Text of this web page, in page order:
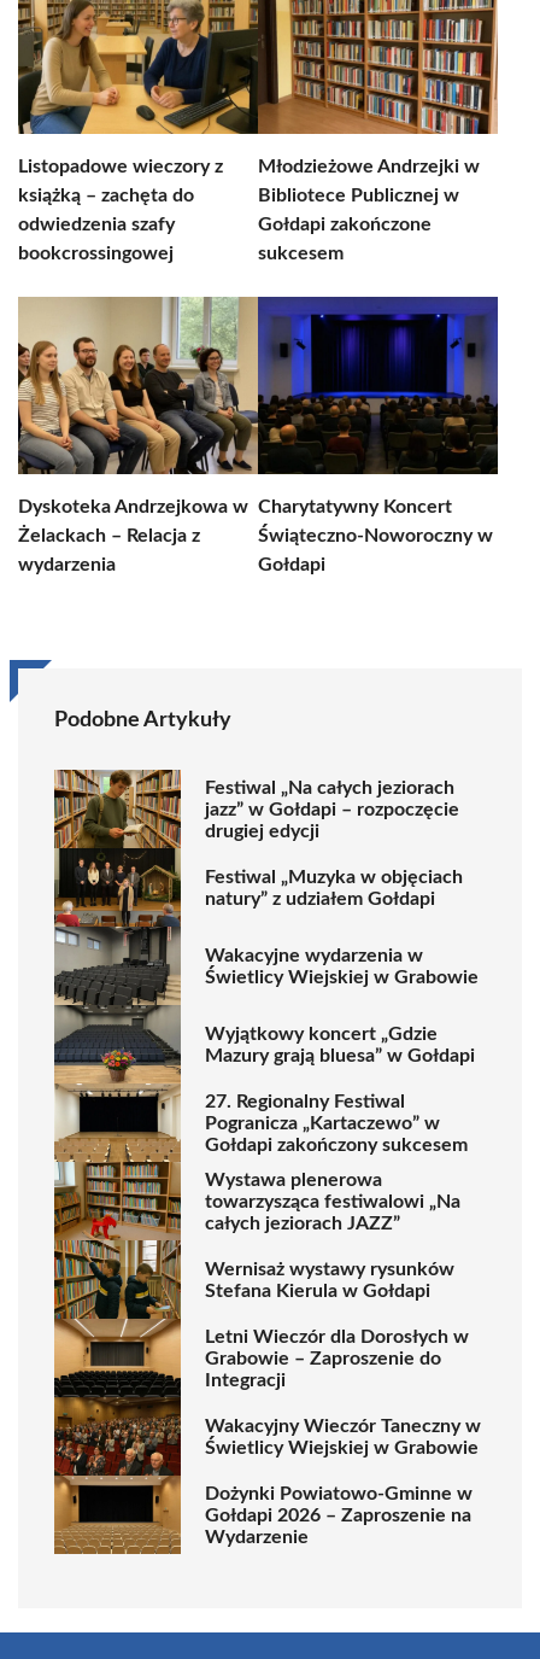
Listopadowe wieczory z
książką – zachęta do
odwiedzenia szafy
bookcrossingowej
Młodzieżowe Andrzejki w
Bibliotece Publicznej w
Gołdapi zakończone
sukcesem
Dyskoteka Andrzejkowa w
Żelackach – Relacja z
wydarzenia
Charytatywny Koncert
Świąteczno-Noworoczny w
Gołdapi
Podobne Artykuły
Festiwal „Na całych jeziorach
jazz” w Gołdapi – rozpoczęcie
drugiej edycji
Festiwal „Muzyka w objęciach
natury” z udziałem Gołdapi
Wakacyjne wydarzenia w
Świetlicy Wiejskiej w Grabowie
Wyjątkowy koncert „Gdzie
Mazury grają bluesa” w Gołdapi
27. Regionalny Festiwal
Pogranicza „Kartaczewo” w
Gołdapi zakończony sukcesem
Wystawa plenerowa
towarzysząca festiwalowi „Na
całych jeziorach JAZZ”
Wernisaż wystawy rysunków
Stefana Kierula w Gołdapi
Letni Wieczór dla Dorosłych w
Grabowie – Zaproszenie do
Integracji
Wakacyjny Wieczór Taneczny w
Świetlicy Wiejskiej w Grabowie
Dożynki Powiatowo-Gminne w
Gołdapi 2026 – Zaproszenie na
Wydarzenie